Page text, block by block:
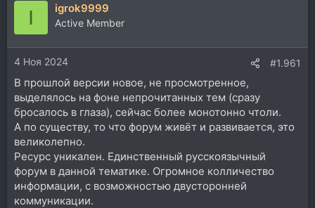
I igrok9999
Active Member
4 Ноя 2024 #1.961
В прошлой версии новое, не просмотренное,
выделялось на фоне непрочитанных тем (сразу
бросалось в глаза), сейчас более монотонно чтоли.
А по существу, то что форум живёт и развивается, это
великолепно.
Ресурс уникален. Единственный русскоязычный
форум в данной тематике. Огромное колличество
информации, с возможностью двусторонней
коммуникации.